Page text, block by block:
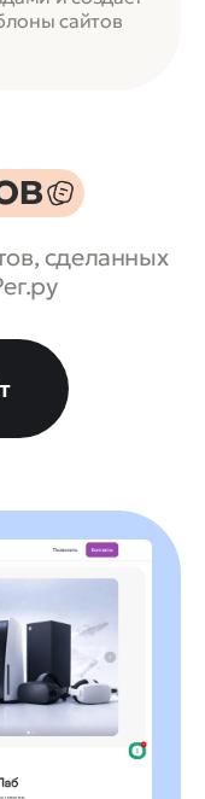
сайтов
сделанных